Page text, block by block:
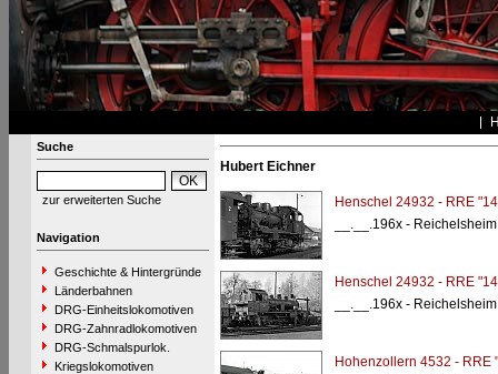
Suche
zur erweiterten Suche
Navigation
Geschichte & Hintergründe
Länderbahnen
DRG-Einheitslokomotiven
DRG-Zahnradlokomotiven
DRG-Schmalspurlok.
Kriegslokomotiven
Hubert Eichner
Henschel 24932 - RRE
__.__.196x -
Henschel 24932 - RRE
__.__.196x -
Hohenzollern 4532 - RRE